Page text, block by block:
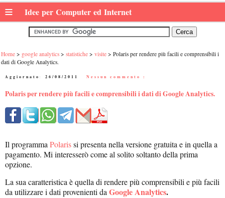
≡ Idee per Computer ed Internet
Home google analytics statistiche visite
Polaris per rendere più facili e comprensibili i
dati di Google Analytics.
Aggiornato: 26/08/2011 Nessun commento :
Polaris per rendere più facili e comprensibili i dati di Google Analytics.
Il programmaPolarissi presenta nella versione gratuita e in quella a
pagamento. Mi interesserò come al solito soltanto della prima
opzione.
La sua caratteristica è quella di rendere più comprensibili e più facili
da utilizzare i dati provenienti da Google Analytics.